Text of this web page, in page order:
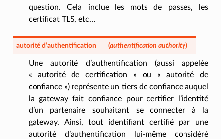
question. Cela inclue les mots de passes, les
certificat TLS, etc…
autorité d’authentification (authentification authority)
Une autorité d’authentification (aussi appelée
« autorité de certification » ou « autorité de
confiance ») représente un tiers de confiance auquel
la gateway fait confiance pour certifier l’identité
d’un partenaire souhaitant se connecter à la
gateway. Ainsi, tout identifiant certifié par une
autorité d’authentification lui-même considéré